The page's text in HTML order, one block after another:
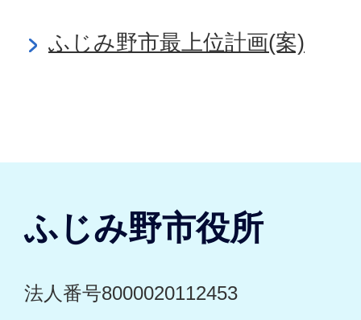
ふじみ野市最上位計画(案)
ふじみ野市役所
法人番号8000020112453